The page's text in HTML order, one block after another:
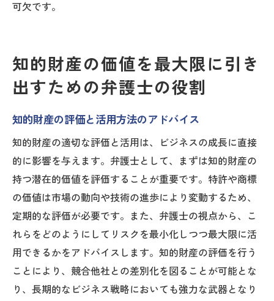
可欠です。
知的財産の価値を最大限に引き
出すための弁護士の役割
知的財産の評価と活用方法のアドバイス
知的財産の適切な評価と活用は、ビジネスの成長に直接
的に影響を与えます。弁護士として、まずは知的財産の
持つ潜在的価値を評価することが重要です。特許や商標
の価値は市場の動向や技術の進歩により変動するため、
定期的な評価が必要です。また、弁護士の視点から、こ
れらをどのようにしてリスクを最小化しつつ最大限に活
用できるかをアドバイスします。知的財産の評価を行う
ことにより、競合他社との差別化を図ることが可能とな
り、長期的なビジネス戦略においても強力な武器となり